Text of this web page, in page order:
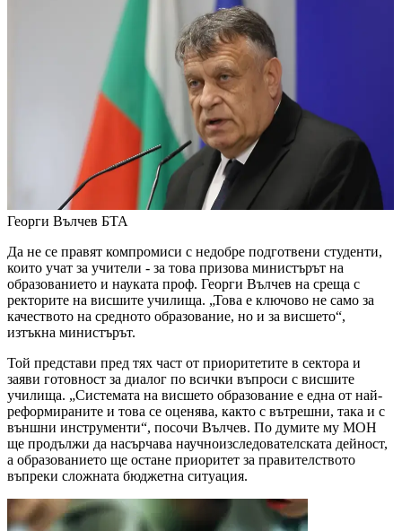
Георги Вълчев БТА
Да не се правят компромиси с недобре подготвени студенти,
които учат за учители - за това призова министърът на
образованието и науката проф. Георги Вълчев на среща с
ректорите на висшите училища. „Това е ключово не само за
качеството на средното образование, но и за висшето“,
изтъкна министърът.
Той представи пред тях част от приоритетите в сектора и
заяви готовност за диалог по всички въпроси с висшите
училища. „Системата на висшето образование е една от най-
реформираните и това се оценява, както с вътрешни, така и с
външни инструменти“, посочи Вълчев. По думите му МОН
ще продължи да насърчава научноизследователската дейност,
а образованието ще остане приоритет за правителството
въпреки сложната бюджетна ситуация.